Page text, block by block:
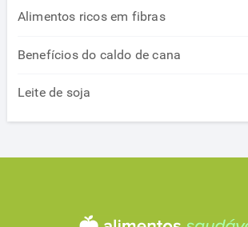
Alimentos ricos em fibras
Benefícios do caldo de cana
Leite de soja